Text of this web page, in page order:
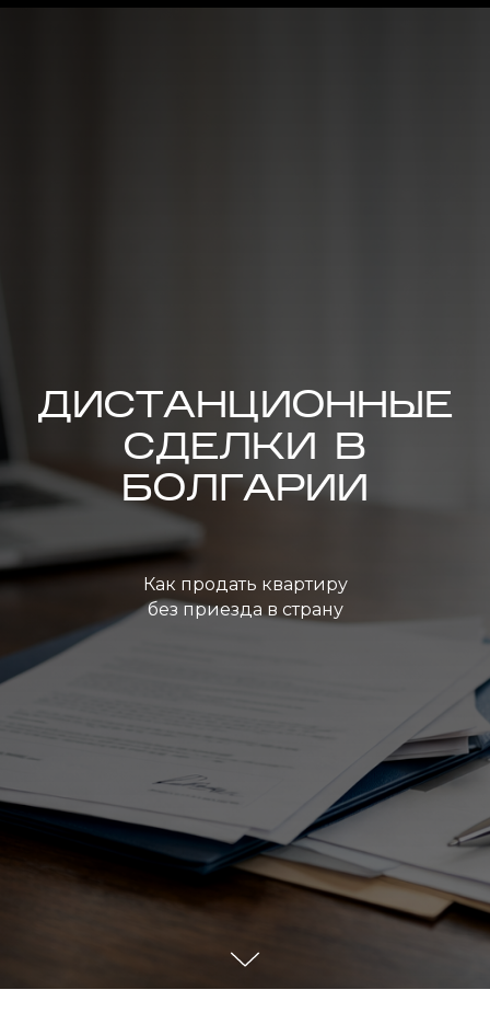
ДИСТАНЦИОННЫЕ
СДЕЛКИ В
БОЛГАРИИ
Как продать квартиру
без приезда в страну